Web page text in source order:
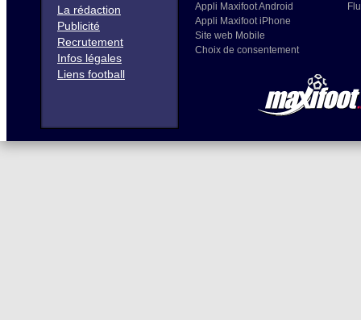
La rédaction
Publicité
Recrutement
Infos légales
Liens football
Appli Maxifoot Android
Appli Maxifoot iPhone
Site web Mobile
Choix de consentement